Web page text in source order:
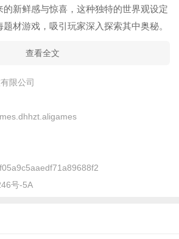
新鲜感与惊喜，这种独特的世界观设定
材游戏，吸引玩家深入探索其中奥秘。
查看全文
限公司
号-5A